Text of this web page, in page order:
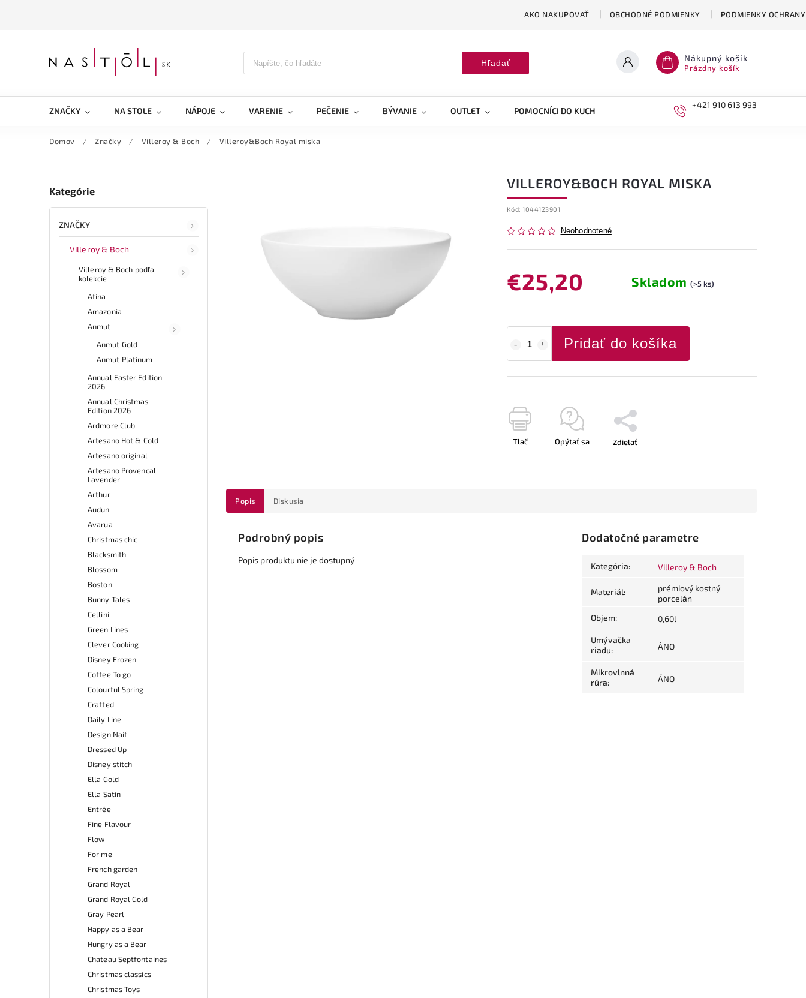
AKO NAKUPOVAŤ OBCHODNÉ PODMIENKY PODMIENKY
Hľadať Nákupný košík
Prázdny košík
ZNAČKY NA STOLE NÁPOJE VARENIE PEČENIE BÝVANIE OUTLET POMOCNÍCI DO KUCHYNE
+421 910 613 993
Domov / Značky / Villeroy & Boch / Villeroy&Boch Royal miska
Kategórie
ZNAČKY
Villeroy & Boch
Villeroy & Boch podľa
kolekcie
Afina
Amazonia
Anmut
Anmut Gold
Anmut Platinum
Annual Easter Edition
2026
Annual Christmas
Edition 2026
Ardmore Club
Artesano Hot & Cold
Artesano original
Artesano Provencal
Lavender
Arthur
Audun
Avarua
Christmas chic
Blacksmith
Blossom
Boston
Bunny Tales
Cellini
Green Lines
Clever Cooking
Disney Frozen
Coffee To go
Colourful Spring
Crafted
Daily Line
Design Naif
Dressed Up
Disney stitch
Ella Gold
Ella Satin
Entrée
Fine Flavour
Flow
For me
French garden
Grand Royal
Grand Royal Gold
Gray Pearl
Happy as a Bear
Hungry as a Bear
Chateau Septfontaines
Christmas classics
Christmas Toys
VILLEROY&BOCH ROYAL MISKA
Kód: 1044123901
Neohodnotené
€25,20 Skladom(>5 ks)
Pridať do košíka
Tlač Opýtať sa Zdieľať
Popis Diskusia
Podrobný popis
Popis produktu nie je dostupný
Dodatočné parametre
Kategória: Villeroy & Boch
Materiál:
prémiový kostný
porcelán
Objem: 0,60l
Umývačka
riadu: ÁNO
Mikrovlnná
rúra: ÁNO